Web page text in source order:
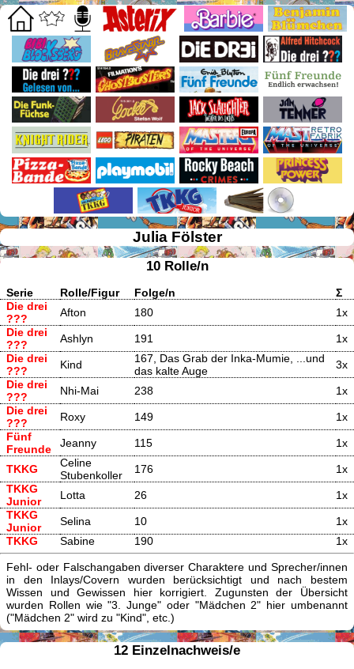
Julia Fölster
10 Rolle/n
Serie Rolle/Figur Folge/n
Σ
Die drei
???
Afton 180
1x
Die drei
???
Ashlyn 191
1x
Die drei
???
Kind
167, Das Grab der Inka-Mumie, ...und
das kalte Auge
3x
Die drei
???
Nhi-Mai 238
1x
Die drei
???
Roxy 149
1x
Fünf
Freunde
Jeanny 115 1x
TKKG
Celine
Stubenkoller
176
1x
TKKG
Junior
Lotta 26
1x
TKKG
Junior
Selina 10
1x
TKKG
Sabine 190 1x
Fehl- oder Falschangaben diverser Charaktere und Sprecher/innen
in den Inlays/Covern wurden berücksichtigt und nach bestem
Wissen und Gewissen hier korrigiert. Zugunsten der Übersicht
wurden Rollen wie "3. Junge" oder "Mädchen 2" hier umbenannt
("Mädchen 2" wird zu "Kind", etc.)
12 Einzelnachweis/e